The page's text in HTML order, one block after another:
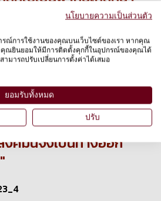
อนไม้ พอเลิกลากไม้เราก็
ทิง ใช้ช้างในสวนสัตว์
ระทั่งปล่อยช้างให้มา
มือง ซ้ำร้ายไปกว่านั้นคือ
แดน โดยไม่เคยมี
สวัสดิภาพช้างแม้แต่
ฎหมายพ.ร.บ.ช้างไทย
คมนี้จึงเป็นทางออก
นโยบายความเป็นส่วนตัว
รณ์การใช้งานของคุณบนเว็บไซต์ของเรา หากคุณ
คุณยินยอมให้มีการติดตั้งคุกกี้ในอุปกรณ์ของคุณได้
มารถปรับเปลี่ยนการตั้งค่าได้เสมอ
ยอมรับทั้งหมด
ปรับ